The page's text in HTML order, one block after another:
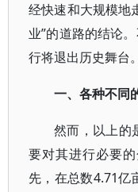
经快速和大规模地
业”的道路的结论
行将退出历史舞台。
一、各种不同
然而，以上的
要对其进行必要
先，在总数4.71亿